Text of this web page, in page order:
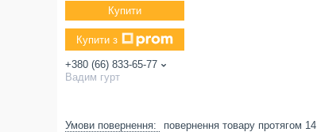
Купити
Купити з
+380 (66) 833-65-77
Вадим гурт
повернення товару протягом 14